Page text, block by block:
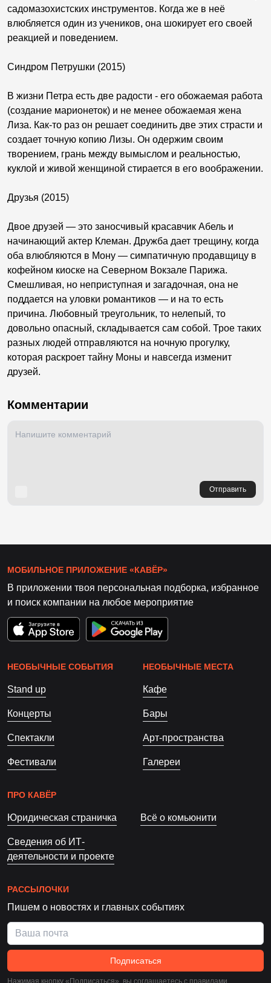
садомазохистских инструментов. Когда же в неё
влюбляется один из учеников, она шокирует его своей
реакцией и поведением.
Синдром Петрушки (2015)
В жизни Петра есть две радости - его обожаемая работа
(создание марионеток) и не менее обожаемая жена
Лиза. Как-то раз он решает соединить две этих страсти и
создает точную копию Лизы. Он одержим своим
творением, грань между вымыслом и реальностью,
куклой и живой женщиной стирается в его воображении.
Друзья (2015)
Двое друзей — это заносчивый красавчик Абель и
начинающий актер Клеман. Дружба дает трещину, когда
оба влюбляются в Мону — симпатичную продавщицу в
кофейном киоске на Северном Вокзале Парижа.
Смешливая, но неприступная и загадочная, она не
поддается на уловки романтиков — и на то есть
причина. Любовный треугольник, то нелепый, то
довольно опасный, складывается сам собой. Трое таких
разных людей отправляются на ночную прогулку,
которая раскроет тайну Моны и навсегда изменит
друзей.
Комментарии
Отправить
МОБИЛЬНОЕ ПРИЛОЖЕНИЕ «КАВЁР»
В приложении твоя персональная подборка, избранное
и поиск компании на любое мероприятие
НЕОБЫЧНЫЕ СОБЫТИЯ
Stand up
Концерты
Спектакли
Фестивали
НЕОБЫЧНЫЕ МЕСТА
Кафе
Бары
Арт-пространства
Галереи
ПРО КАВЁР
Юридическая страничка Всё о комьюнити
Сведения об ИТ-
деятельности и проекте
РАССЫЛОЧКИ
Пишем о новостях и главных событиях
Подписаться
Нажимая кнопку «Подписаться», вы соглашаетесь c правилами